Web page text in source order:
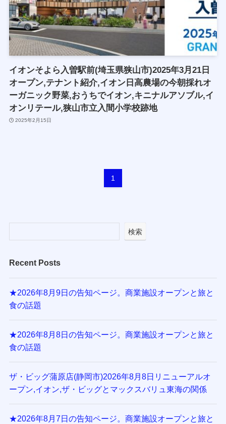
イオンそよら入曽駅前(埼玉県狭山市)2025年3月21日
オープン,テナント紹介,イオン日高農場の今朝採れオ
ーガニック野菜,おうちでイオン,キニナルアソブル,イ
オンリテール,狭山市立入間小学校跡地
2025年2月15日
1
検索
Recent Posts
★2026年8月9日の告知ページ。商業施設オープンと旅と
食の話題
★2026年8月8日の告知ページ。商業施設オープンと旅と
食の話題
ザ・ビッグ蒲原店(静岡市)2026年8月8日リニューアルオ
ープン,イオン,ザ・ビッグとマックスバリュ東海の関係
★2026年8月7日の告知ページ。商業施設オープンと旅と